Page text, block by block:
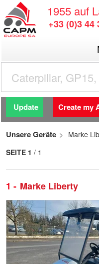
1955 auf
+33 (0)3 44
Update Create my
Unsere Geräte Marke
1 Marke Liberty
SEITE 1 / 1